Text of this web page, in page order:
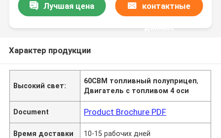
Лучшая цена контактные
данные
Характер продукции
Высокий свет:
60CBM топливный полуприцеп,
Двигатель с топливом 4 оси
Document Product Brochure PDF
Время доставки 10-15 рабочих дней